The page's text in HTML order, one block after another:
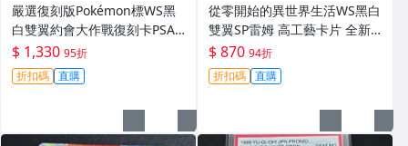
嚴選復刻版Pokémon標WS黑
白雙翼約會大作戰復刻卡PSA1
0仿卡，狂三與白女王對卡 標
WS黑白雙翼約會大作戰復刻卡
狂三 白女王 PSA10
$ 1,330 95折
折扣碼 直購
從零開始的異世界生活WS黑白
雙翼SP雷姆 高工藝卡片 全新
到貨 可收藏發售限定 從零開始
的異世界生活 WS黑白雙翼 SP
雷姆 卡片浮雕設計 局部閃耀折
$ 870 94折
折扣碼 直購